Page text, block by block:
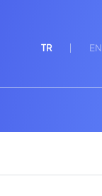
TR EN